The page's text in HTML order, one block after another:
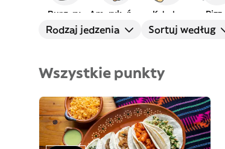
Burgery Kebab Pizza
Rodzaj jedzenia Sortuj według
Wszystkie punkty